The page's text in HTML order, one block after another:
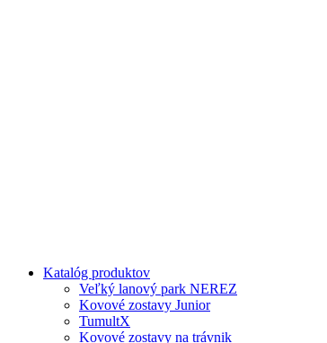
Katalóg produktov
Veľký lanový park NEREZ
Kovové zostavy Junior
TumultX
Kovové zostavy na trávnik